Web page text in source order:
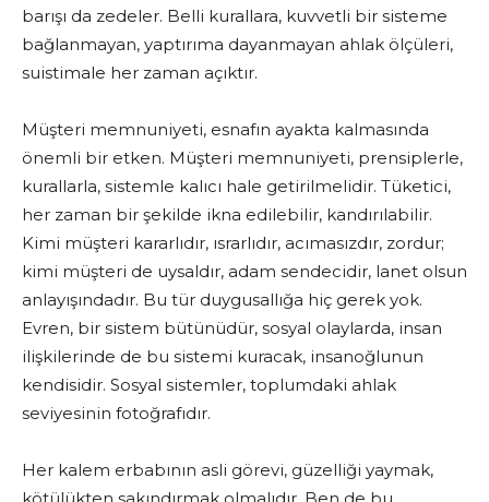
barışı da zedeler. Belli kurallara, kuvvetli bir sisteme
bağlanmayan, yaptırıma dayanmayan ahlak ölçüleri,
suistimale her zaman açıktır.
Müşteri memnuniyeti, esnafın ayakta kalmasında
önemli bir etken. Müşteri memnuniyeti, prensiplerle,
kurallarla, sistemle kalıcı hale getirilmelidir. Tüketici,
her zaman bir şekilde ikna edilebilir, kandırılabilir.
Kimi müşteri kararlıdır, ısrarlıdır, acımasızdır, zordur;
kimi müşteri de uysaldır, adam sendecidir, lanet olsun
anlayışındadır. Bu tür duygusallığa hiç gerek yok.
Evren, bir sistem bütünüdür, sosyal olaylarda, insan
ilişkilerinde de bu sistemi kuracak, insanoğlunun
kendisidir. Sosyal sistemler, toplumdaki ahlak
seviyesinin fotoğrafıdır.
Her kalem erbabının asli görevi, güzelliği yaymak,